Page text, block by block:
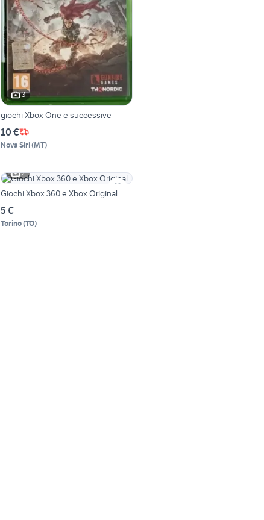
3
giochi Xbox One e successive
10 €
Nova Siri(MT)
2
Giochi Xbox 360 e Xbox Original
5 €
Torino(TO)